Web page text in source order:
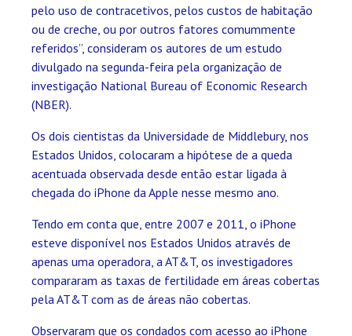
pelo uso de contracetivos, pelos custos de habitação
ou de creche, ou por outros fatores comummente
referidos”, consideram os autores de um estudo
divulgado na segunda-feira pela organização de
investigação National Bureau of Economic Research
(NBER).
Os dois cientistas da Universidade de Middlebury, nos
Estados Unidos, colocaram a hipótese de a queda
acentuada observada desde então estar ligada à
chegada do iPhone da Apple nesse mesmo ano.
Tendo em conta que, entre 2007 e 2011, o iPhone
esteve disponível nos Estados Unidos através de
apenas uma operadora, a AT&T, os investigadores
compararam as taxas de fertilidade em áreas cobertas
pela AT&T com as de áreas não cobertas.
Observaram que os condados com acesso ao iPhone